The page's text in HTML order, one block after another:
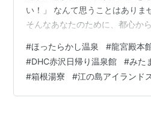
い！」 なんて思うことはありま
そんなあなたのために、都心か
に一番近い絶景温泉」を、温泉
して7つご紹介します！ 息をの
湯に浸かれば、日頃の悩みも吹
最後まで読んで、あなただけの
#ほったらかし温泉 #龍宮殿本
#DHC赤沢日帰り温泉館 #みた
#箱根湯寮 #江の島アイランド